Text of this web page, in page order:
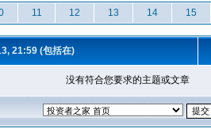
11 12 13 14 15
21:59 (包括在)
没有符合您要求的主题或文章